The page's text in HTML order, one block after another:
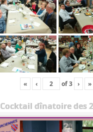
« ‹ of3 › »
Cocktail dînatoire des